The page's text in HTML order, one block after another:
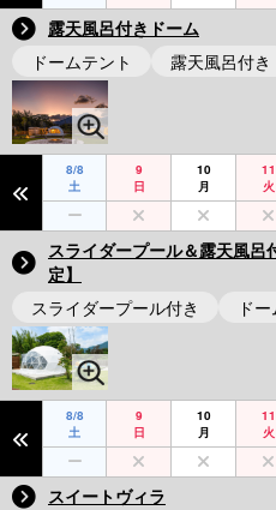
露天風呂付きドーム
ドームテント
露天風呂付き
8/8
土
9
日
10
月
11
火
スライダープール＆露天風
定】
スライダープール付き
ド
8/8
土
9
日
10
月
11
火
スイートヴィラ